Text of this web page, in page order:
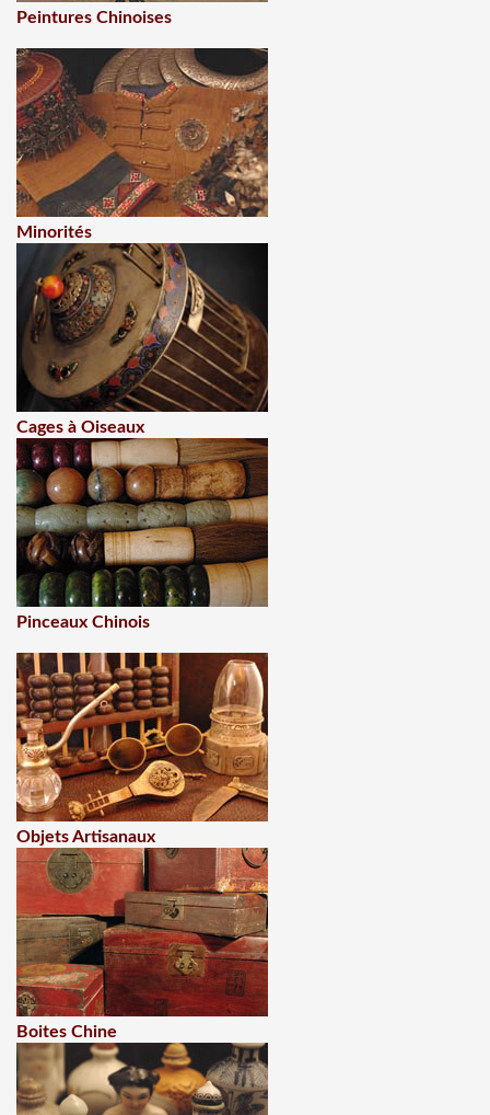
Peintures Chinoises
Minorités
Cages à Oiseaux
Pinceaux Chinois
Objets Artisanaux
Boites Chine